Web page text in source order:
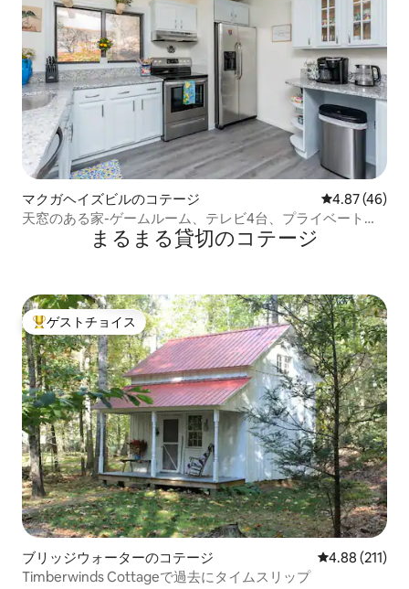
マクガヘイズビルのコテージ レビュー46
4.87 (46)
天窓のある家-ゲームルーム、テレビ4台、プライベート、
まるまる貸切のコテージ
大好評のゲストチョイスです。
ゲストチョイス
ブリッジウォーターのコテージ レビュー211
4.88 (211)
Timberwinds Cottageで過去にタイムスリップ